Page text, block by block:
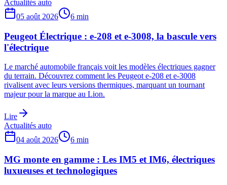
Actualités auto
05 août 2026
6 min
Peugeot Électrique : e-208 et e-3008, la bascule vers
l'électrique
Le marché automobile français voit les modèles électriques gagner
du terrain. Découvrez comment les Peugeot e-208 et e-3008
rivalisent avec leurs versions thermiques, marquant un tournant
majeur pour la marque au Lion.
Lire
Actualités auto
04 août 2026
6 min
MG monte en gamme : Les IM5 et IM6, électriques
luxueuses et technologiques